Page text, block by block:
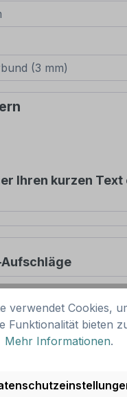
Ihren kurzen Text
verwendet Cookies,
Funktionalität bieten
Mehr Informationen.